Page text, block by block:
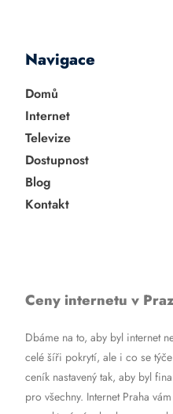
Navigace
Domů
Internet
Televize
Dostupnost
Blog
Kontakt
Ceny internetu v
Dbáme na to, aby byl internet
celé šíři pokrytí, ale i co se
ceník nastavený tak, aby byl
pro všechny. Internet Praha